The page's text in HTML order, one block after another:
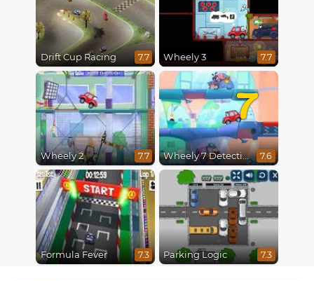
Drift Cup Racing 7.7 Wheely 3 7.7
Wheely 2 7.7
7
Wheely 7 Detective 7.6
Formula Fever 7.3 Parking Logic 7.3